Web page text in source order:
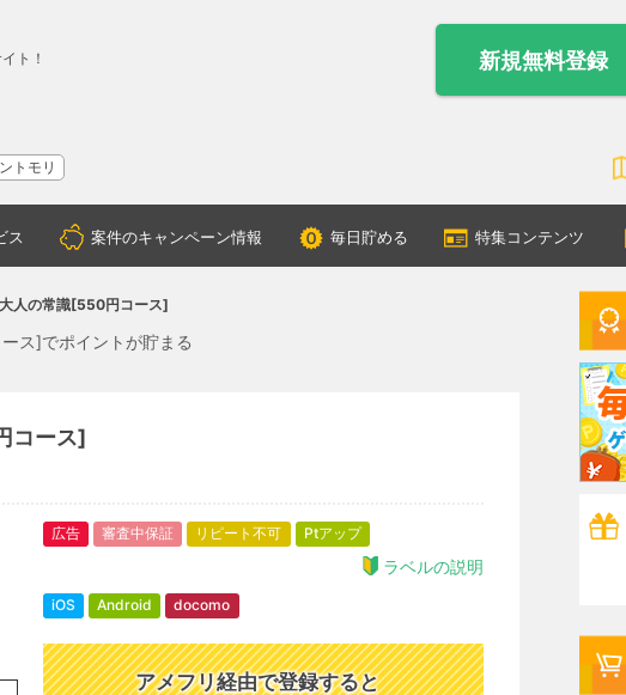
ト！ 新規無料登録
トモリ
ス 案件のキャンペーン情報 毎日貯める 特集コンテンツ
人の常識[550円コース]
ス]でポイントが貯まる
コース]
広告 審査中保証 リピート不可 Ptアップ
ラベルの説明
iOS Android docomo
アメフリ経由で登録すると